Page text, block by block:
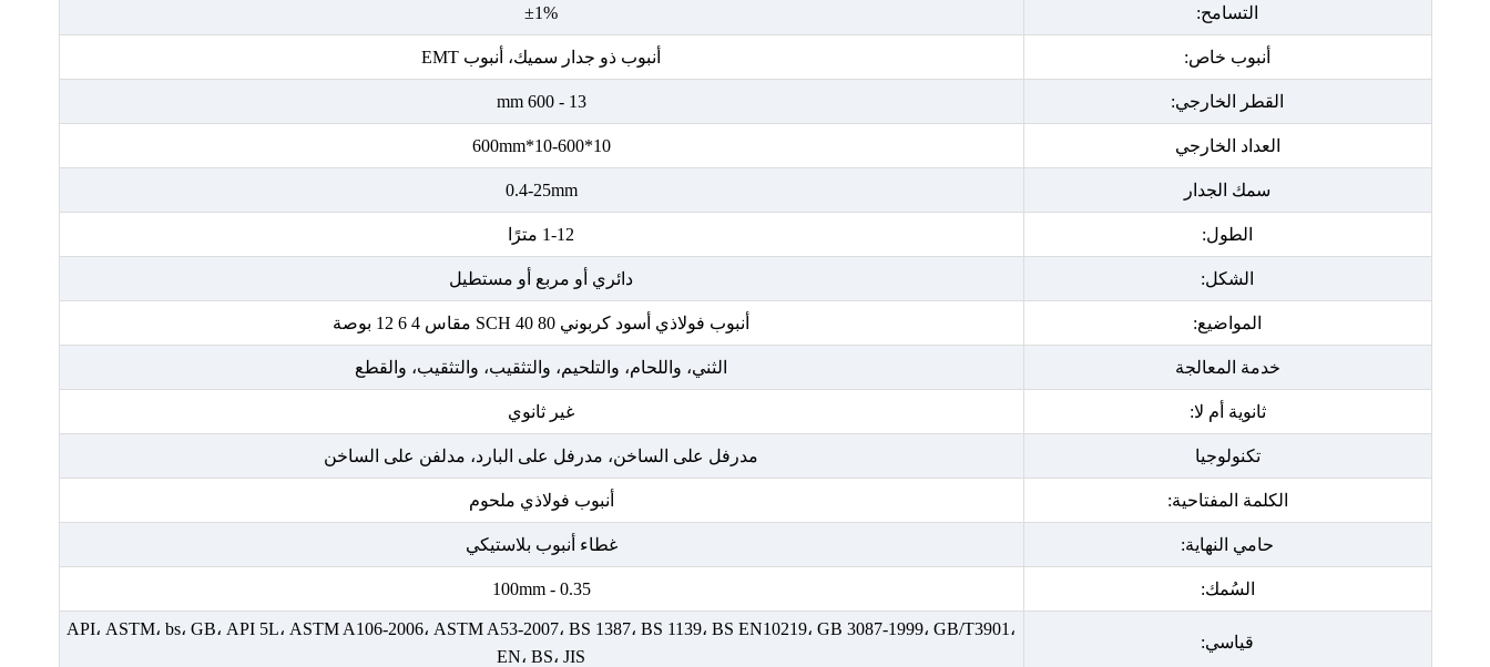
التسامح: ±1%
أنبوب خاص: أنبوب ذو جدار سميك، أنبوب EMT
القطر الخارجي: 13 - 600 mm
العداد الخارجي 10*10-600*600mm
سمك الجدار 0.4-25mm
الطول: 1-12 مترًا
الشكل: دائري أو مربع أو مستطيل
المواضيع: أنبوب فولاذي أسود كربوني SCH 40 80 مقاس 4 6 12 بوصة
خدمة المعالجة الثني، واللحام، والتلحيم، والتثقيب، والتثقيب، والقطع
ثانوية أم لا: غير ثانوي
تكنولوجيا مدرفل على الساخن، مدرفل على البارد، مدلفن على الساخن
الكلمة المفتاحية: أنبوب فولاذي ملحوم
حامي النهاية: غطاء أنبوب بلاستيكي
السُمك: 0.35 - 100mm
قياسي:
API، ASTM، bs، GB، API 5L، ASTM A106-2006، ASTM A53-2007، BS 1387، BS 1139، BS EN10219، GB 3087-1999، GB/T3901،
EN، BS، JIS